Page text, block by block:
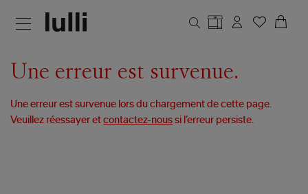
Une erreur est survenue.
Une erreur est survenue lors du chargement de cette page.
Veuillez réessayer etcontactez-nous si l’erreur persiste.